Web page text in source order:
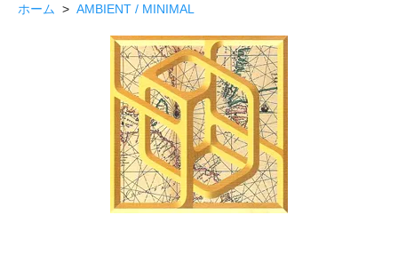
ホーム > AMBIENT / MINIMAL